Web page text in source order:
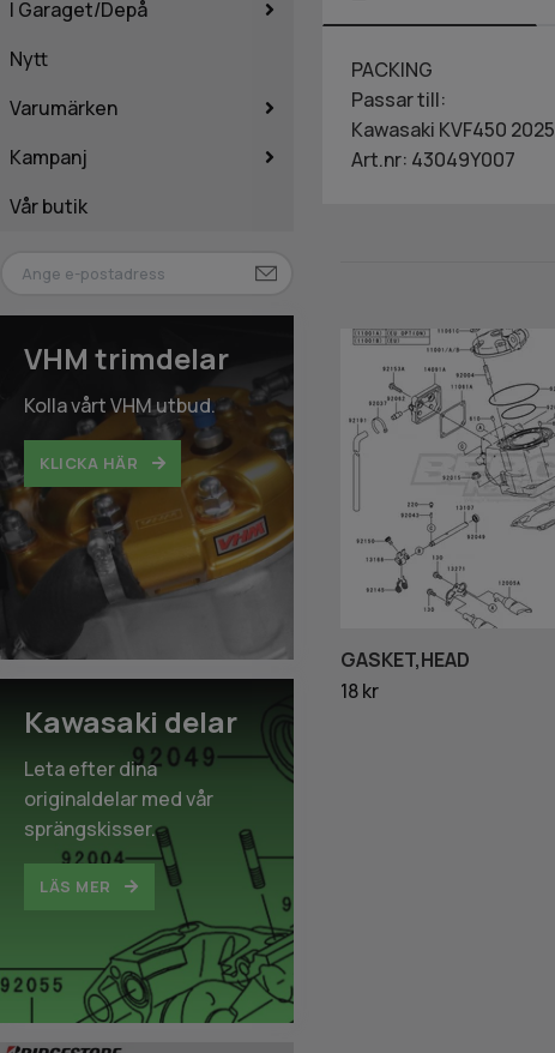
I Garaget/Depå
Nytt
Varumärken
Kampanj
Vår butik
VHM trimdelar
Kolla vårt VHM utbud.
KLICKA HÄR
Kawasaki delar
Leta efter dina
originaldelar med vår
sprängskisser.
LÄS MER
PACKING
Passar till:
Kawasaki KVF450 2025
Art.nr: 43049Y007
GASKET,HEAD
18 kr